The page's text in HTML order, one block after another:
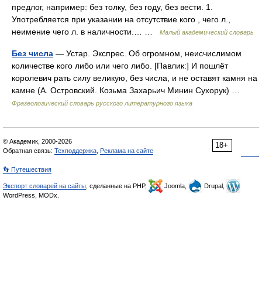
предлог, например: без толку, без году, без вести. 1.
Употребляется при указании на отсутствие кого , чего л.,
неимение чего л. в наличности.… …
Малый академический словарь
Без числа — Устар. Экспрес. Об огромном, неисчислимом
количестве кого либо или чего либо. [Павлик:] И пошлёт
королевич рать силу великую, без числа, и не оставят камня на
камне (А. Островский. Козьма Захарьич Минин Сухорук) …
Фразеологический словарь русского литературного языка
18+
© Академик, 2000-2026
Обратная связь: Техподдержка Реклама на сайте
👣 Путешествия
Экспорт словарей на сайты , сделанные на PHP, Joomla,
Drupal,
WordPress, MODx.